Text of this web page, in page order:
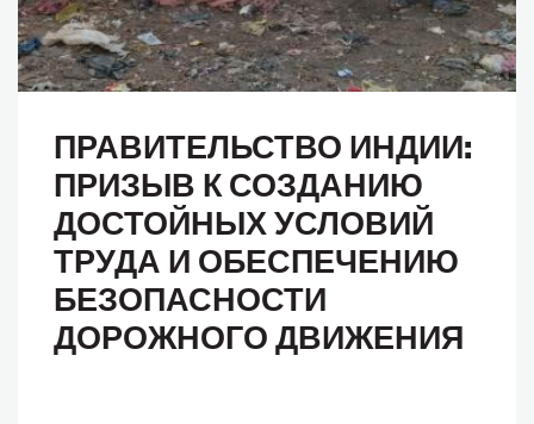
ПРАВИТЕЛЬСТВО ИНДИИ:
ПРИЗЫВ К СОЗДАНИЮ
ДОСТОЙНЫХ УСЛОВИЙ
ТРУДА И ОБЕСПЕЧЕНИЮ
БЕЗОПАСНОСТИ
ДОРОЖНОГО ДВИЖЕНИЯ